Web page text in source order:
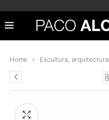
Home Escultura, arquitectura